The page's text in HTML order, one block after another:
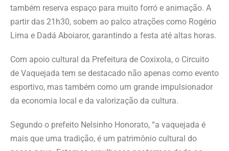
também reserva espaço para muito forró e animação. A
partir das 21h30, sobem ao palco atrações como Rogério
Lima e Dadá Aboiaror, garantindo a festa até altas horas.
Com apoio cultural da Prefeitura de Coxixola, o Circuito
de Vaquejada tem se destacado não apenas como evento
esportivo, mas também como um grande impulsionador
da economia local e da valorização da cultura.
Segundo o prefeito Nelsinho Honorato, “a vaquejada é
mais que uma tradição, é um patrimônio cultural do